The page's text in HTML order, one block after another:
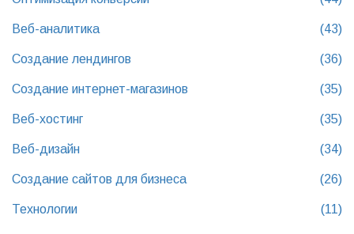
Веб-аналитика (43)
Создание лендингов (36)
Создание интернет-магазинов (35)
Веб-хостинг (35)
Веб-дизайн (34)
Создание сайтов для бизнеса (26)
Технологии (11)